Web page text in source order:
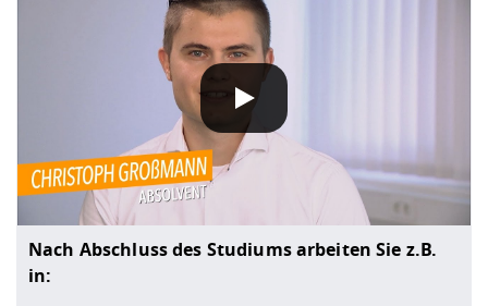
Nach Abschluss des Studiums arbeiten Sie z.B.
in:
Wenn Sie unsere YouTube-Videos abspielen, werden